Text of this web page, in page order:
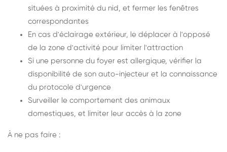
situées à proximité du nid, et fermer les fenêtres
correspondantes
En cas d'éclairage extérieur, le déplacer à l'opposé
de la zone d'activité pour limiter l'attraction
Si une personne du foyer est allergique, vérifier la
disponibilité de son auto-injecteur et la connaissance
du protocole d'urgence
Surveiller le comportement des animaux
domestiques, et limiter leur accès à la zone
À ne pas faire :